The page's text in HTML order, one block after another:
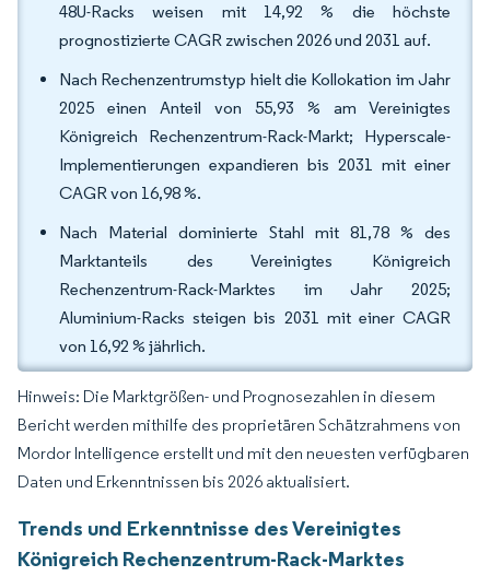
48U-Racks weisen mit 14,92 % die höchste
prognostizierte CAGR zwischen 2026 und 2031 auf.
Nach Rechenzentrumstyp hielt die Kollokation im Jahr
2025 einen Anteil von 55,93 % am Vereinigtes
Königreich Rechenzentrum-Rack-Markt; Hyperscale-
Implementierungen expandieren bis 2031 mit einer
CAGR von 16,98 %.
Nach Material dominierte Stahl mit 81,78 % des
Marktanteils des Vereinigtes Königreich
Rechenzentrum-Rack-Marktes im Jahr 2025;
Aluminium-Racks steigen bis 2031 mit einer CAGR
von 16,92 % jährlich.
Hinweis: Die Marktgrößen- und Prognosezahlen in diesem
Bericht werden mithilfe des proprietären Schätzrahmens von
Mordor Intelligence erstellt und mit den neuesten verfügbaren
Daten und Erkenntnissen bis 2026 aktualisiert.
Trends und Erkenntnisse des Vereinigtes
Königreich Rechenzentrum-Rack-Marktes